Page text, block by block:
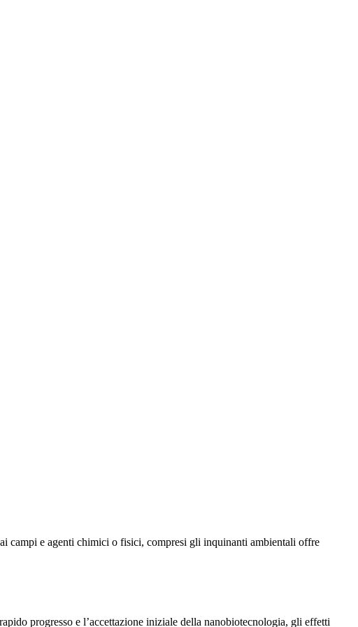
campi e agenti chimici o fisici, compresi gli inquinanti ambientali offre
progresso e l’accettazione iniziale della nanobiotecnologia, gli effetti